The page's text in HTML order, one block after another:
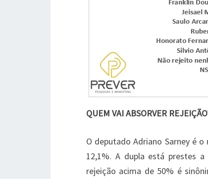
QUEM VAI ABSORVER
O deputado Adriano Sarney é
12,1%. A dupla está prestes
rejeição acima de 50% é